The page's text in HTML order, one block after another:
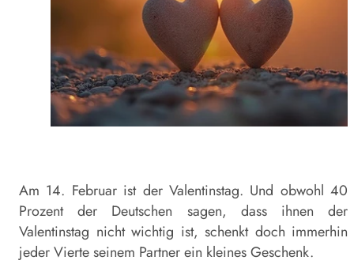
Am 14. Februar ist der Valentinstag. Und obwohl 40
Prozent der Deutschen sagen, dass ihnen der
Valentinstag nicht wichtig ist, schenkt doch immerhin
jeder Vierte seinem Partner ein kleines Geschenk.